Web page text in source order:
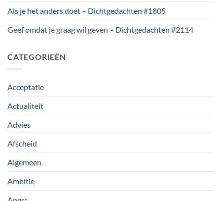
Als je het anders doet – Dichtgedachten #1805
Geef omdat je graag wil geven – Dichtgedachten #2114
CATEGORIEËN
Acceptatie
Actualiteit
Advies
Afscheid
Algemeen
Ambitie